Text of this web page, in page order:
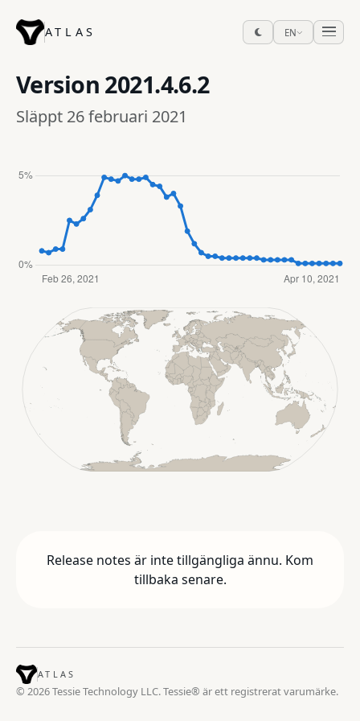
ATLAS EN
Version 2021.4.6.2
Släppt 26 februari 2021
Release notes är inte tillgängliga ännu. Kom
tillbaka senare.
ATLAS
© 2026 Tessie Technology LLC. Tessie® är ett registrerat varumärke.